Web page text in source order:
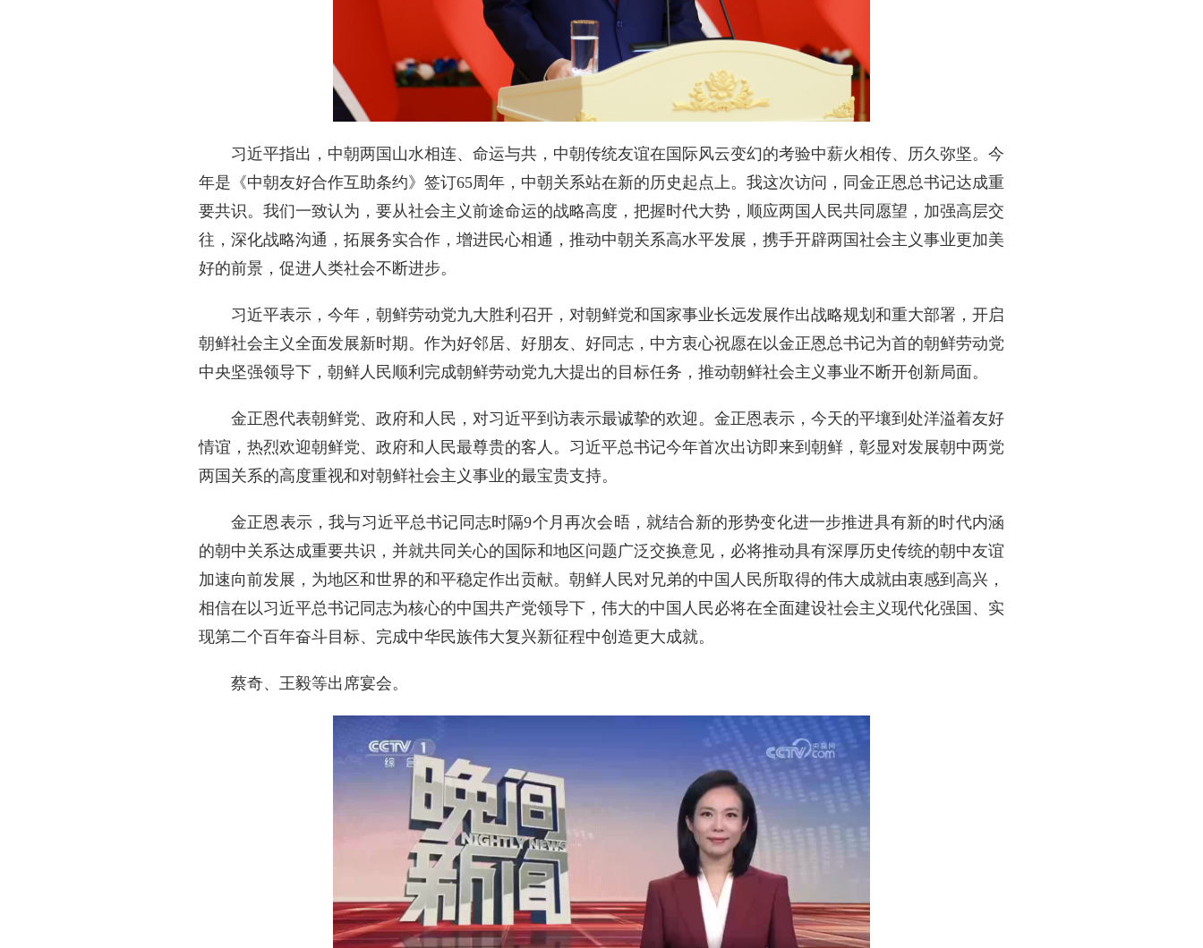
习近平指出，中朝两国山水相连、命运与共，中朝传统友谊在国际风云变幻的考验中薪火相传、历久弥坚。今
年是《中朝友好合作互助条约》签订65周年，中朝关系站在新的历史起点上。我这次访问，同金正恩总书记达成重
要共识。我们一致认为，要从社会主义前途命运的战略高度，把握时代大势，顺应两国人民共同愿望，加强高层交
往，深化战略沟通，拓展务实合作，增进民心相通，推动中朝关系高水平发展，携手开辟两国社会主义事业更加美
好的前景，促进人类社会不断进步。
习近平表示，今年，朝鲜劳动党九大胜利召开，对朝鲜党和国家事业长远发展作出战略规划和重大部署，开启
朝鲜社会主义全面发展新时期。作为好邻居、好朋友、好同志，中方衷心祝愿在以金正恩总书记为首的朝鲜劳动党
中央坚强领导下，朝鲜人民顺利完成朝鲜劳动党九大提出的目标任务，推动朝鲜社会主义事业不断开创新局面。
金正恩代表朝鲜党、政府和人民，对习近平到访表示最诚挚的欢迎。金正恩表示，今天的平壤到处洋溢着友好
情谊，热烈欢迎朝鲜党、政府和人民最尊贵的客人。习近平总书记今年首次出访即来到朝鲜，彰显对发展朝中两党
两国关系的高度重视和对朝鲜社会主义事业的最宝贵支持。
金正恩表示，我与习近平总书记同志时隔9个月再次会晤，就结合新的形势变化进一步推进具有新的时代内涵
的朝中关系达成重要共识，并就共同关心的国际和地区问题广泛交换意见，必将推动具有深厚历史传统的朝中友谊
加速向前发展，为地区和世界的和平稳定作出贡献。朝鲜人民对兄弟的中国人民所取得的伟大成就由衷感到高兴，
相信在以习近平总书记同志为核心的中国共产党领导下，伟大的中国人民必将在全面建设社会主义现代化强国、实
现第二个百年奋斗目标、完成中华民族伟大复兴新征程中创造更大成就。
蔡奇、王毅等出席宴会。